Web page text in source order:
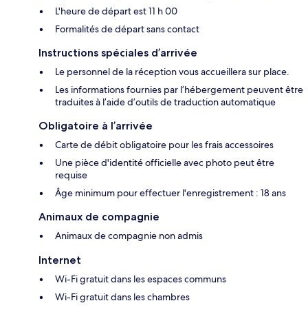
L'heure de départ est 11 h 00
Formalités de départ sans contact
Instructions spéciales d’arrivée
Le personnel de la réception vous accueillera sur place.
Les informations fournies par l’hébergement peuvent être
traduites à l’aide d’outils de traduction automatique
Obligatoire à l’arrivée
Carte de débit obligatoire pour les frais accessoires
Une pièce d'identité officielle avec photo peut être
requise
Âge minimum pour effectuer l'enregistrement : 18 ans
Animaux de compagnie
Animaux de compagnie non admis
Internet
Wi-Fi gratuit dans les espaces communs
Wi-Fi gratuit dans les chambres